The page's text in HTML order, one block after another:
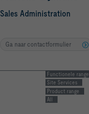
Sales Administration
Ga naar contactformulier
Functionele range
Site Services
Product range
All